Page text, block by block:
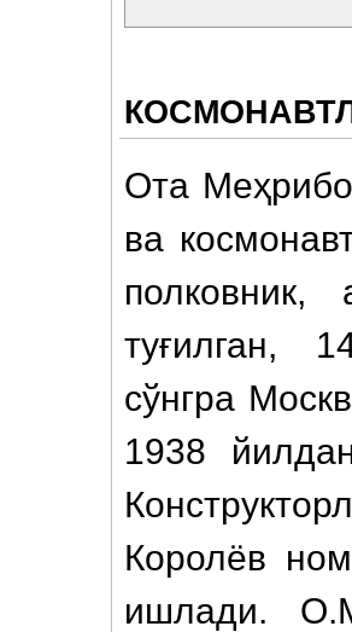
Ота
ва
туғилган,
сўнгра
1938
Королёв
ишлади.